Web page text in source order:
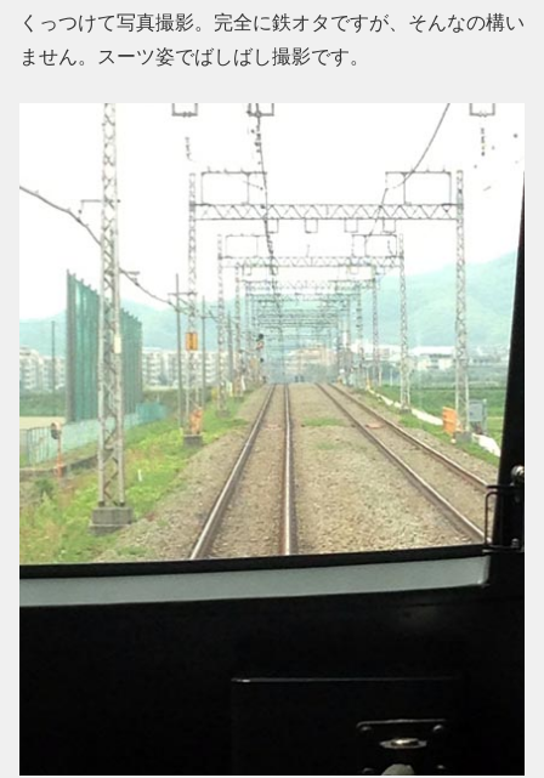
くっつけて写真撮影。完全に鉄オタですが、そんなの構い
ません。スーツ姿でばしばし撮影です。